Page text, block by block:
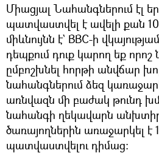
Միացյալ Նահանգներում էլ
պատվաստվել է ավելի քան
միևնույնն է` BBC-ի
դեպքում դուք կարող եք
ըմբոշխնել հորթի անվճար
նահանգներում ձեզ
առնվազն մի բաժակ թունդ
նահանգի ղեկավարն
ծառայողներին առաջարկել է
պատվաստվելու դիմաց։